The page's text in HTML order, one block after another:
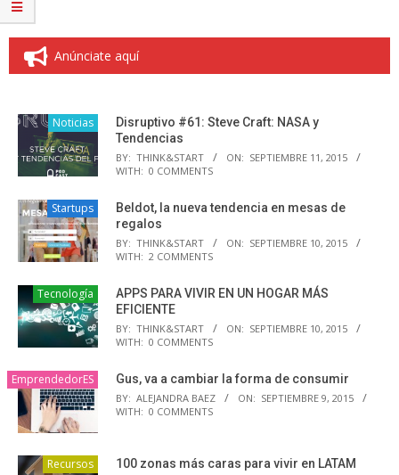
Anúnciate aquí
Noticias
Disruptivo #61: Steve Craft: NASA y
Tendencias
BY: THINK&START ON: SEPTIEMBRE 11, 2015
WITH: 0 COMMENTS
Startups
Beldot, la nueva tendencia en mesas de
regalos
BY: THINK&START ON: SEPTIEMBRE 10, 2015
WITH: 2 COMMENTS
Tecnología
APPS PARA VIVIR EN UN HOGAR MÁS
EFICIENTE
BY: THINK&START ON: SEPTIEMBRE 10, 2015
WITH: 0 COMMENTS
EmprendedorES Gus, va a cambiar la forma de consumir
BY: ALEJANDRA BAEZ ON: SEPTIEMBRE 9, 2015
WITH: 0 COMMENTS
Recursos 100 zonas más caras para vivir en LATAM